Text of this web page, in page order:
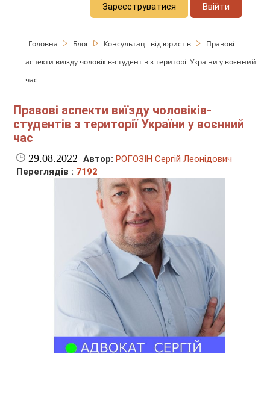
Зареєструватися Ввійти
Головна Блог Консультації від юристів
Правові
аспекти виїзду чоловіків-студентів з території України у воєнний
час
Правові аспекти виїзду чоловіків-
студентів з території України у воєнний
час
29.08.2022 Автор: РОГОЗІН Сергій Леонідович
Переглядів : 7192